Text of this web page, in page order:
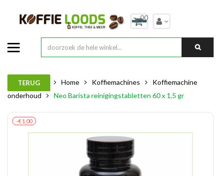
00
TERUG Home Koffiemachines
Koffiemachine
onderhoud
Neo Barista reinigingstabletten 60 x 1,5 gr
-€ 1,00